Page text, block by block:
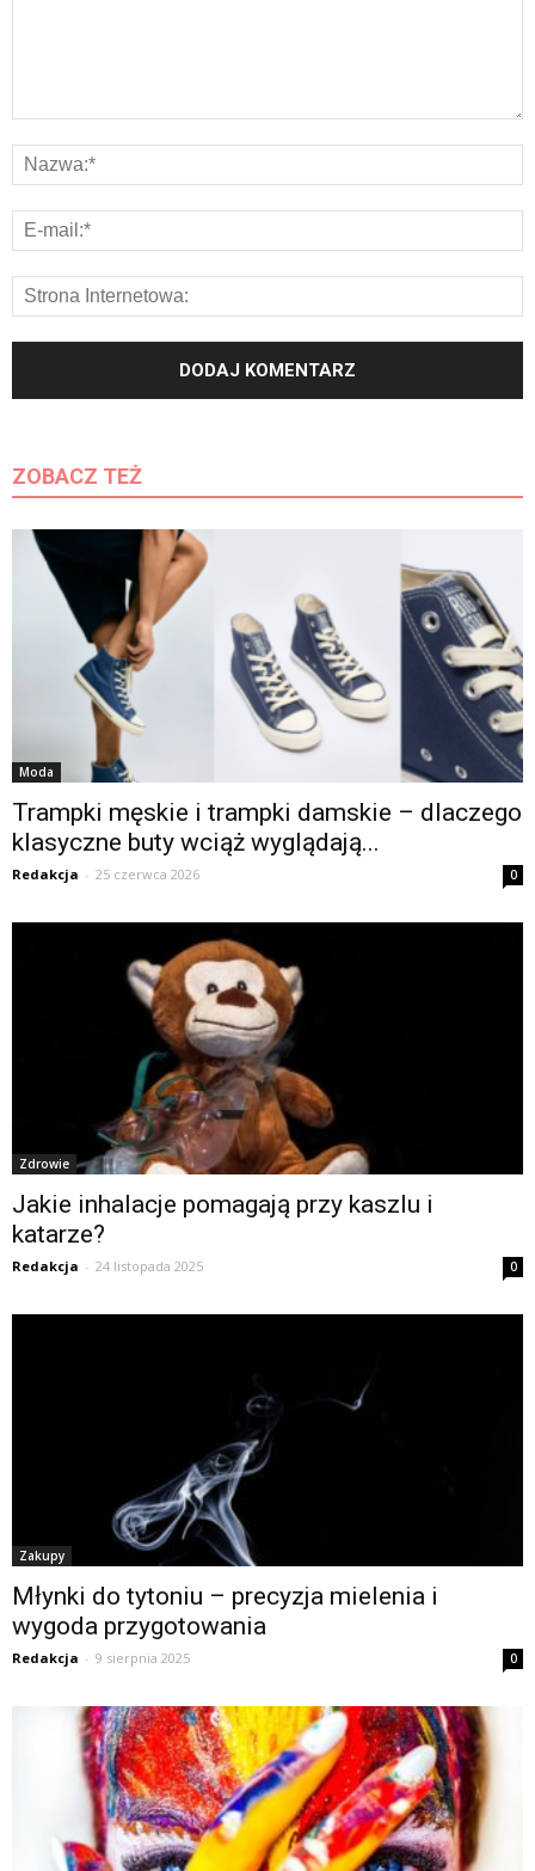
ZOBACZ TEŻ
Moda
Trampki męskie i trampki damskie – dlaczego
klasyczne buty wciąż wyglądają...
Redakcja - 25 czerwca 2026 0
Zdrowie
Jakie inhalacje pomagają przy kaszlu i
katarze?
Redakcja - 24 listopada 2025 0
Zakupy
Młynki do tytoniu – precyzja mielenia i
wygoda przygotowania
Redakcja - 9 sierpnia 2025 0